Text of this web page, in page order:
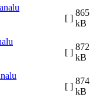
[ ]
865
kB
[ ]
872
kB
[ ]
874
kB